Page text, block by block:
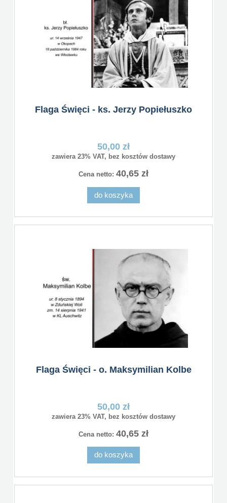
Flaga Święci - ks. Jerzy Popiełuszko
50,00 zł
zawiera 23% VAT, bez kosztów dostawy
Cena netto: 40,65 zł
do koszyka
Flaga Święci - o. Maksymilian Kolbe
50,00 zł
zawiera 23% VAT, bez kosztów dostawy
Cena netto: 40,65 zł
do koszyka